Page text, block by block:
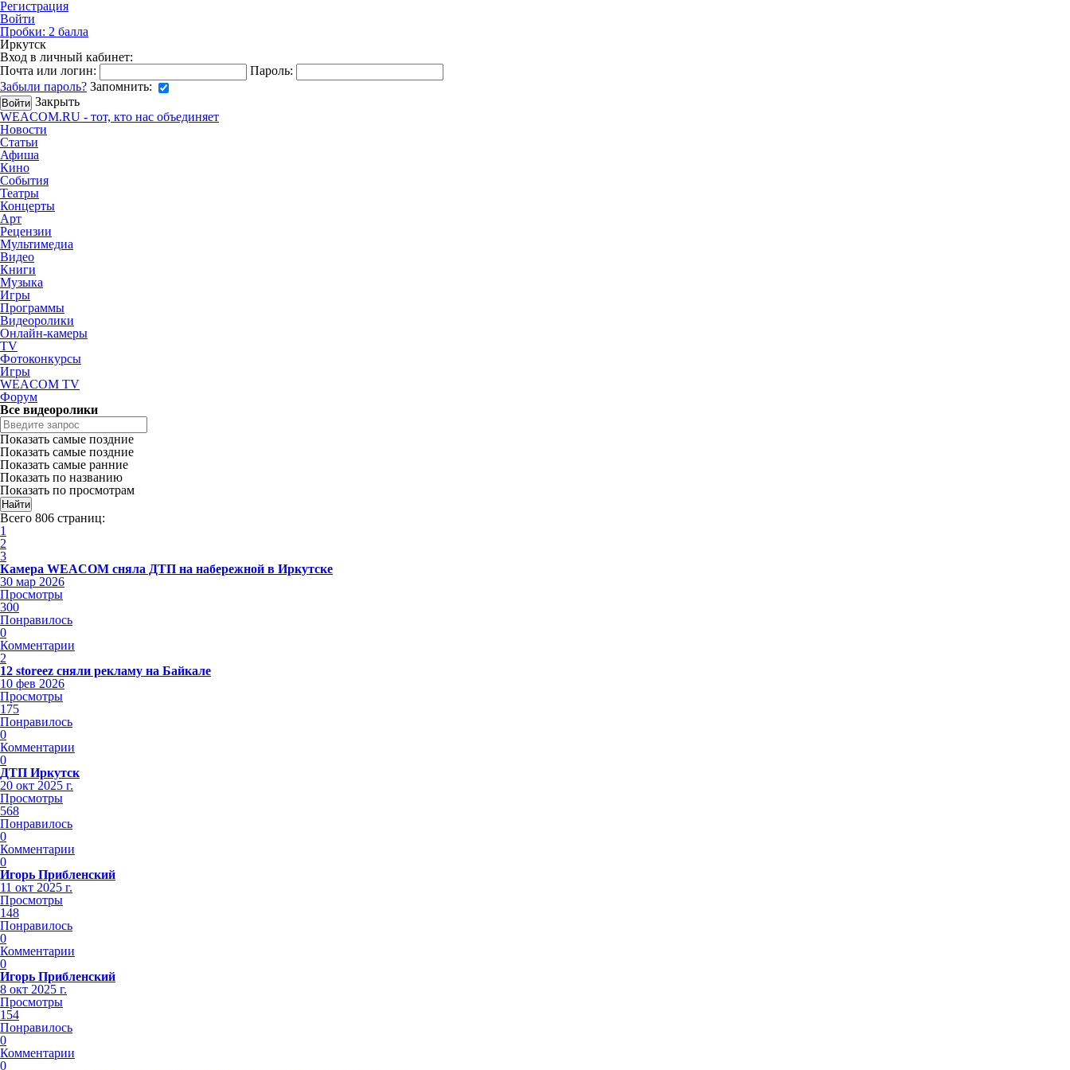
Регистрация
Войти
Пробки: 2 балла
Иркутск
Вход в личный кабинет:
Почта или логин:
Пароль:
Забыли пароль? Запомнить:
Закрыть
WEACOM.RU - тот, кто нас объединяет
Новости
Статьи
Афиша
Кино
События
Театры
Концерты
Арт
Рецензии
Мультимедиа
Видео
Книги
Музыка
Игры
Программы
Видеоролики
Онлайн-камеры
TV
Фотоконкурсы
Игры
WEACOM TV
Форум
Все видеоролики
Показать самые поздние
Показать самые поздние
Показать самые ранние
Показать по названию
Показать по просмотрам
Всего 806 страниц:
1
2
3
Камера WEACOM сняла ДТП на набережной в Иркутске
30 мар 2026
Просмотры
300
Понравилось
0
Комментарии
2
12 storeez сняли рекламу на Байкале
10 фев 2026
Просмотры
175
Понравилось
0
Комментарии
0
ДТП Иркутск
20 окт 2025 г.
Просмотры
568
Понравилось
0
Комментарии
0
Игорь Прибленский
11 окт 2025 г.
Просмотры
148
Понравилось
0
Комментарии
0
Игорь Прибленский
8 окт 2025 г.
Просмотры
154
Понравилось
0
Комментарии
0